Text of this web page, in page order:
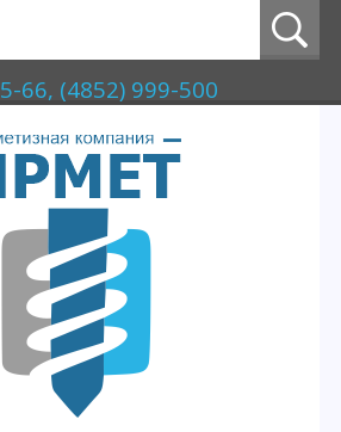
66, (4852) 999-500